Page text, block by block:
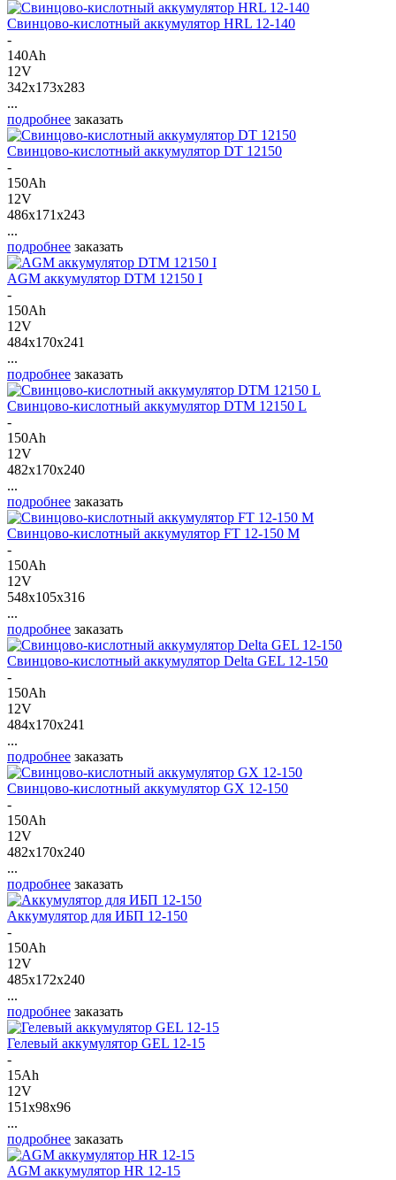
Свинцово-кислотный аккумулятор HRL 12-140
-
140Ah
12V
342x173x283
...
подробнее заказать
Свинцово-кислотный аккумулятор DT 12150
-
150Ah
12V
486x171x243
...
подробнее заказать
AGM аккумулятор DTM 12150 I
-
150Ah
12V
484x170x241
...
подробнее заказать
Свинцово-кислотный аккумулятор DTM 12150 L
-
150Ah
12V
482x170x240
...
подробнее заказать
Свинцово-кислотный аккумулятор FT 12-150 M
-
150Ah
12V
548x105x316
...
подробнее заказать
Свинцово-кислотный аккумулятор Delta GEL 12-150
-
150Ah
12V
484x170x241
...
подробнее заказать
Свинцово-кислотный аккумулятор GX 12-150
-
150Ah
12V
482x170x240
...
подробнее заказать
Аккумулятор для ИБП 12-150
-
150Ah
12V
485x172x240
...
подробнее заказать
Гелевый аккумулятор GEL 12-15
-
15Ah
12V
151x98x96
...
подробнее заказать
AGM аккумулятор HR 12-15